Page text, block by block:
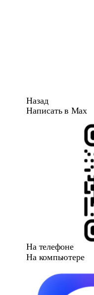
Назад
Написать в Max
На телефоне
На компьютере